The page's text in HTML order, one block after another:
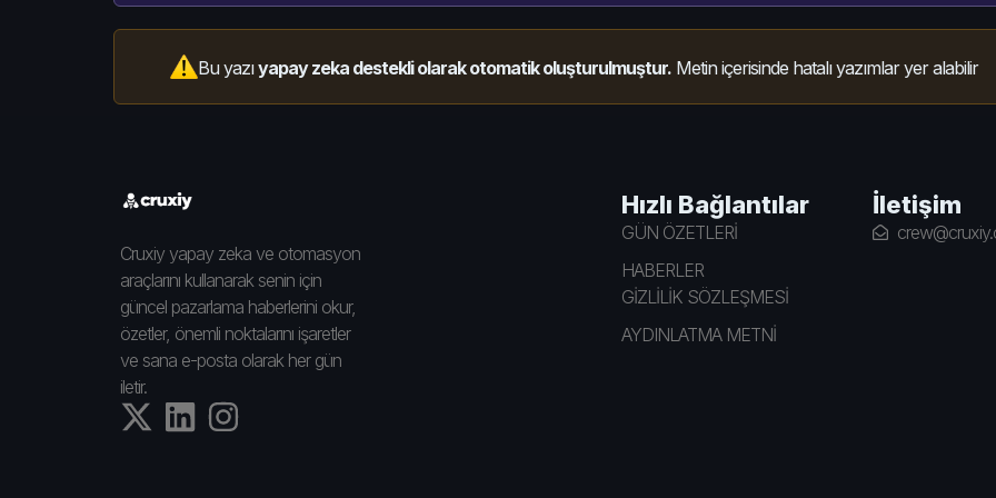
Bu yazıyapay zeka destekli olarak otomatik oluşturulmuştur. Metin içerisinde hatalı yazımlar yer alabilir
Cruxiy yapay zeka ve otomasyon
araçlarını kullanarak senin için
güncel pazarlama haberlerini okur,
özetler, önemli noktalarını işaretler
ve sana e-posta olarak her gün
iletir.
Hızlı Bağlantılar
GÜN ÖZETLERİ
HABERLER
GİZLİLİK SÖZLEŞMESİ
AYDINLATMA METNİ
İletişim